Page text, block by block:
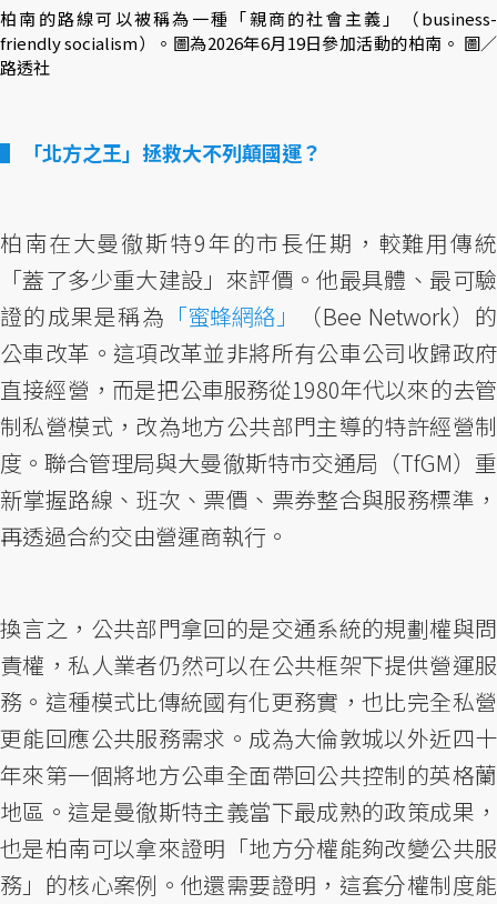
柏南的路線可以被稱為一種「親商的社會主義」（business-
friendly socialism）。圖為2026年6月19日參加活動的柏南。 圖／
路透社
「北方之王」拯救大不列顛國運？
柏南在大曼徹斯特9年的市長任期，較難用傳統
「蓋了多少重大建設」來評價。他最具體、最可驗
證的成果是稱為 「蜜蜂網絡」
（Bee Network）的
公車改革。這項改革並非將所有公車公司收歸政府
直接經營，而是把公車服務從1980年代以來的去管
制私營模式，改為地方公共部門主導的特許經營制
度。聯合管理局與大曼徹斯特市交通局（TfGM）重
新掌握路線、班次、票價、票券整合與服務標準，
再透過合約交由營運商執行。
換言之，公共部門拿回的是交通系統的規劃權與問
責權，私人業者仍然可以在公共框架下提供營運服
務。這種模式比傳統國有化更務實，也比完全私營
更能回應公共服務需求。成為大倫敦城以外近四十
年來第一個將地方公車全面帶回公共控制的英格蘭
地區。這是曼徹斯特主義當下最成熟的政策成果，
也是柏南可以拿來證明「地方分權能夠改變公共服
務」的核心案例。他還需要證明，這套分權制度能